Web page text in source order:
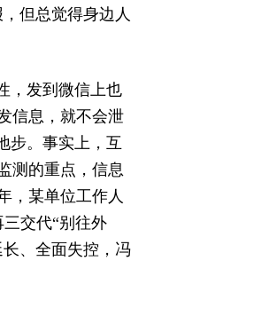
但总觉得身边人
，发到微信上也
信息，就不会泄
步。事实上，互
测的重点，信息
，某单位工作人
交代“别往外
、全面失控，冯